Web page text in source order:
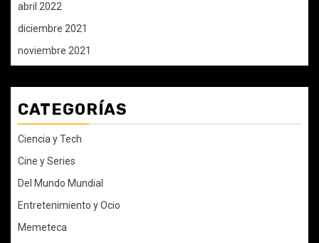
abril 2022
diciembre 2021
noviembre 2021
CATEGORÍAS
Ciencia y Tech
Cine y Series
Del Mundo Mundial
Entretenimiento y Ocio
Memeteca